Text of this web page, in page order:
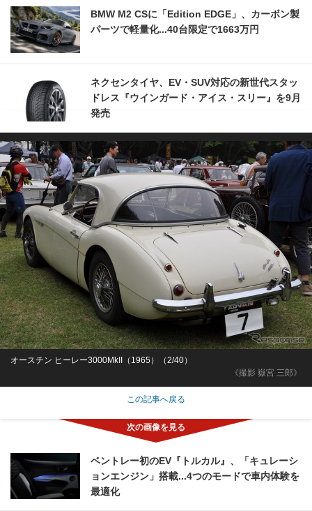
BMW M2 CSに「Edition EDGE」、カーボン製
パーツで軽量化...40台限定で1663万円
ネクセンタイヤ、EV・SUV対応の新世代スタッ
ドレス『ウインガード・アイス・スリー』を9月
発売
《撮影 嶽宮 三郎》
オースチン ヒーレー3000MkII（1965）（2/40）
この記事へ戻る
ベントレー初のEV『トルカル』、「キュレーシ
ョンエンジン」搭載...4つのモードで車内体験を
最適化